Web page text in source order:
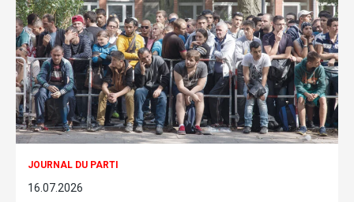
JOURNAL DU PARTI
16.07.2026